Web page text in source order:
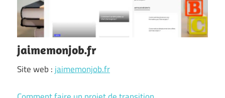
jaimemonjob.fr
Site web : jaimemonjob.fr